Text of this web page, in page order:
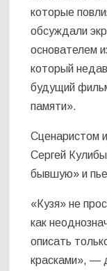
которые
обсуждали
основателем
который
будущий
памяти».
Сценаристом
Сергей
бывшую» и
«Кузя» не
как
описать
красками», —